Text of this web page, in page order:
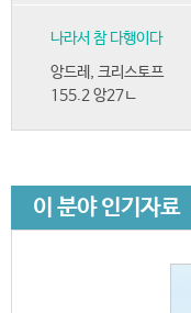
나라서 참 다행이다
앙드레, 크리스토프
155.2 앙27ㄴ
이 분야 인기자료